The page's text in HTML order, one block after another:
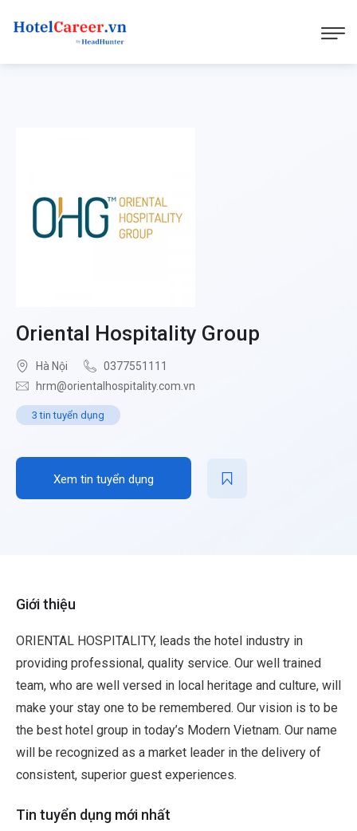
Oriental Hospitality Group
Hà Nội
0377551111
hrm@orientalhospitality.com.vn
3 tin tuyển dụng
Xem tin tuyển dụng
Giới thiệu
ORIENTAL HOSPITALITY, leads the hotel industry in
providing professional, quality service. Our well trained
team, who are well versed in local heritage and culture, will
make your stay one to be remembered. Our vision is to be
the best hotel group in today’s Modern Vietnam. Our name
will be recognized as a market leader in the delivery of
consistent, superior guest experiences.
Tin tuyển dụng mới nhất